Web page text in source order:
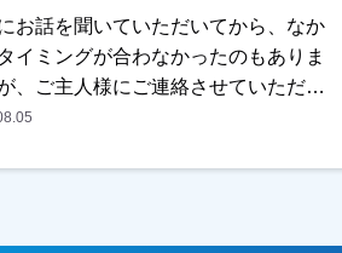
ろん現地調査、お見積りは無料にて行
ります。ご遠慮なくお申しつけくだ
、お待ちしております！
お話を聞いていただいてから、なか
イミングが合わなかったのもありま
、ご主人様にご連絡させていただ
見積りをみて頂くことになりまし